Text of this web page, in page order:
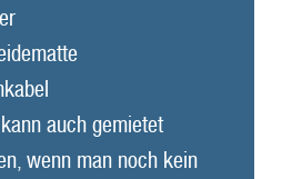
auch gemietet
wenn man noch kein